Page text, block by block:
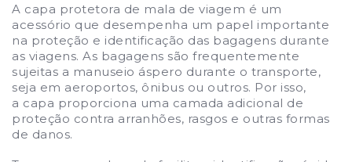
A capa protetora de mala de viagem é um
acessório que desempenha um papel importante
na proteção e identificação das bagagens durante
as viagens. As bagagens são frequentemente
sujeitas a manuseio áspero durante o transporte,
seja em aeroportos, ônibus ou outros. Por isso,
a capa proporciona uma camada adicional de
proteção contra arranhões, rasgos e outras formas
de danos.